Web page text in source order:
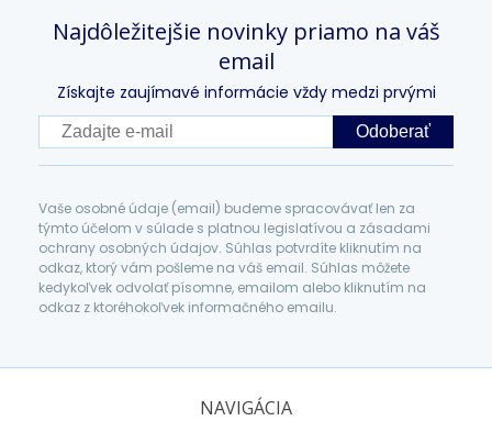
Najdôležitejšie novinky priamo na váš
email
Získajte zaujímavé informácie vždy medzi prvými
Odoberať
Vaše osobné údaje (email) budeme spracovávať len za
týmto účelom v súlade s platnou legislatívou a zásadami
ochrany osobných údajov. Súhlas potvrdíte kliknutím na
odkaz, ktorý vám pošleme na váš email. Súhlas môžete
kedykoľvek odvolať písomne, emailom alebo kliknutím na
odkaz z ktoréhokoľvek informačného emailu.
NAVIGÁCIA